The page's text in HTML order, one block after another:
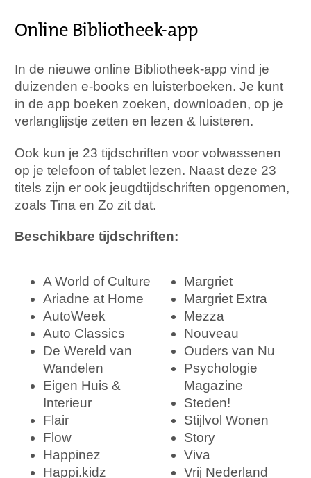
Online Bibliotheek-app
In de nieuwe online Bibliotheek-app vind je
duizenden e-books en luisterboeken. Je kunt
in de app boeken zoeken, downloaden, op je
verlanglijstje zetten en lezen & luisteren.
Ook kun je 23 tijdschriften voor volwassenen
op je telefoon of tablet lezen. Naast deze 23
titels zijn er ook jeugdtijdschriften opgenomen,
zoals Tina en Zo zit dat.
Beschikbare tijdschriften:
A World of Culture
Ariadne at Home
AutoWeek
Auto Classics
De Wereld van
Wandelen
Eigen Huis &
Interieur
Flair
Flow
Happinez
Happi.kidz
Margriet
Margriet Extra
Mezza
Nouveau
Ouders van Nu
Psychologie
Magazine
Steden!
Stijlvol Wonen
Story
Viva
Vrij Nederland